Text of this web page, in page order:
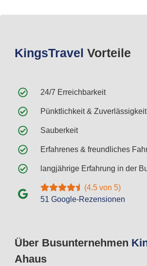
Über Busunternehmen
Ahaus
KingsTravel Vorteile
24/7 Erreichbarkeit
Pünktlichkeit & Zuverlässigkeit
Sauberkeit
Erfahrenes & freundliches
langjährige Erfahrung in der
(4.5 von 5)
51 Google-Rezensionen